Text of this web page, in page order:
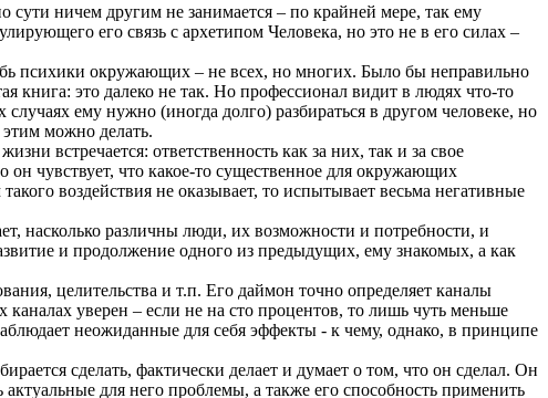
сути ничем другим не занимается – по крайней мере, так ему
его связь с архетипом Человека, но это не в его силах –
психики окружающих – не всех, но многих. Было бы неправильно
книга: это далеко не так. Но профессионал видит в людях что-то
ему нужно (иногда долго) разбираться в другом человеке, но
этим можно делать.
встречается: ответственность как за них, так и за свое
чувствует, что какое-то существенное для окружающих
воздействия не оказывает, то испытывает весьма негативные
насколько различны люди, их возможности и потребности, и
и продолжение одного из предыдущих, ему знакомых, а как
целительства и т.п. Его даймон точно определяет каналы
уверен – если не на сто процентов, то лишь чуть меньше
неожиданные для себя эффекты - к чему, однако, в принципе
сделать, фактически делает и думает о том, что он сделал. Он
для него проблемы, а также его способность применить